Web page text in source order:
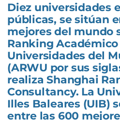
Diez universidades
públicas, se sitúan
mejores del mundo
Ranking
Universidades del
(ARWU por sus
realiza Shanghai
Consultancy. La
Illes Baleares (UIB)
entre las 600